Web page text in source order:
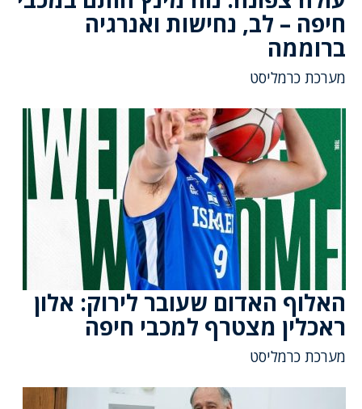
חיפה – לב, נחישות ואנרגיה
ברוממה
מערכת כרמליסט
האלוף האדום שעובר לירוק: אלון
ראכלין מצטרף למכבי חיפה
מערכת כרמליסט